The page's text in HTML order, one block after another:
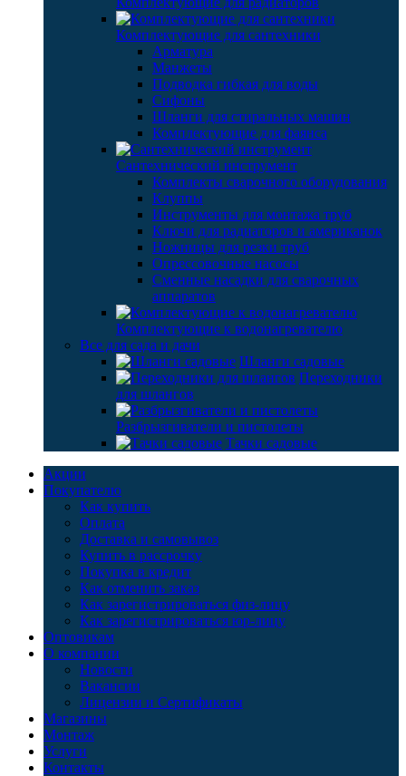
Комплектующие для сантехники
Арматура
Манжеты
Подводка гибкая для воды
Сифоны
Шланги для стиральных машин
Комплектующие для фаянса
Сантехнический инструмент
Комплекты сварочного оборудования
Клуппы
Инструменты для монтажа труб
Ключи для радиаторов и американок
Ножницы для резки труб
Опрессовочные насосы
Сменные насадки для сварочных
аппаратов
Комплектующие к водонагревателю
Все для сада и дачи
Шланги садовые
Переходники
для шлангов
Разбрызгиватели и пистолеты
Тачки садовые
Акции
Покупателю
Как купить
Оплата
Доставка и самовывоз
Купить в рассрочку
Покупка в кредит
Как отменить заказ
Как зарегистрироваться физ-лицу
Как зарегистрироваться юр-лицу
Оптовикам
О компании
Новости
Вакансии
Лицензии и Сертификаты
Магазины
Монтаж
Услуги
Контакты